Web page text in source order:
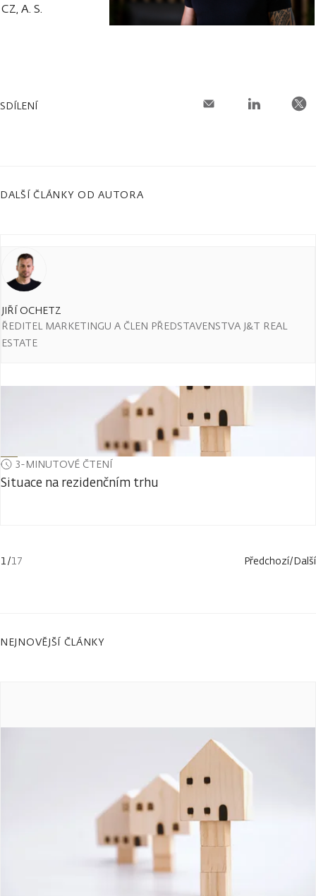
CZ, A. S.
SDÍLENÍ
DALŠÍ ČLÁNKY OD AUTORA
JIŘÍ OCHETZ
ŘEDITEL MARKETINGU A ČLEN PŘEDSTAVENSTVA J&T REAL
ESTATE
3-MINUTOVÉ ČTENÍ
Situace na rezidenčním trhu
1/17 Předchozí/Další
NEJNOVĚJŠÍ ČLÁNKY